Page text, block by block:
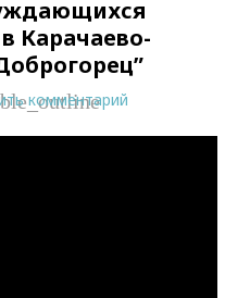
Карачаево-
комментарий